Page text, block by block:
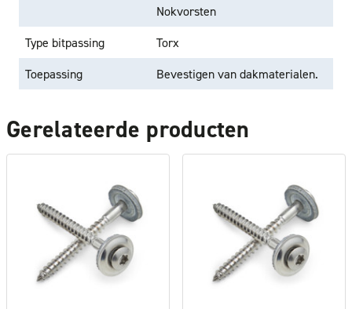
Nokvorsten
Type bitpassing
Torx
Toepassing
Bevestigen van dakmaterialen.
Gerelateerde producten